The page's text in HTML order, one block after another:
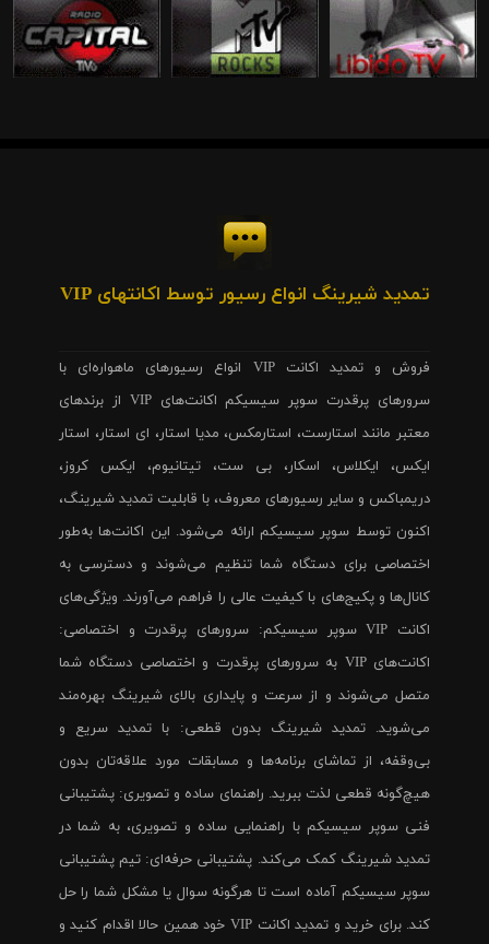
تمدید شیرینگ انواع رسیور توسط اکانتهای VIP
فروش و تمدید اکانت VIP انواع رسیورهای ماهواره‌ای با
سرورهای پرقدرت سوپر سیسیکم اکانت‌های VIP از برندهای
معتبر مانند استارست، استارمکس، مدیا استار، ای استار، استار
ایکس، ایکلاس، اسکار، بی ست، تیتانیوم، ایکس کروز،
دریمباکس و سایر رسیورهای معروف، با قابلیت تمدید شیرینگ،
اکنون توسط سوپر سیسیکم ارائه می‌شود. این اکانت‌ها به‌طور
اختصاصی برای دستگاه شما تنظیم می‌شوند و دسترسی به
کانال‌ها و پکیج‌های با کیفیت عالی را فراهم می‌آورند. ویژگی‌های
اکانت VIP سوپر سیسیکم: سرورهای پرقدرت و اختصاصی:
اکانت‌های VIP به سرورهای پرقدرت و اختصاصی دستگاه شما
متصل می‌شوند و از سرعت و پایداری بالای شیرینگ بهره‌مند
می‌شوید. تمدید شیرینگ بدون قطعی: با تمدید سریع و
بی‌وقفه، از تماشای برنامه‌ها و مسابقات مورد علاقه‌تان بدون
هیچ‌گونه قطعی لذت ببرید. راهنمای ساده و تصویری: پشتیبانی
فنی سوپر سیسیکم با راهنمایی ساده و تصویری، به شما در
تمدید شیرینگ کمک می‌کند. پشتیبانی حرفه‌ای: تیم پشتیبانی
سوپر سیسیکم آماده است تا هرگونه سوال یا مشکل شما را حل
کند. برای خرید و تمدید اکانت VIP خود همین حالا اقدام کنید و